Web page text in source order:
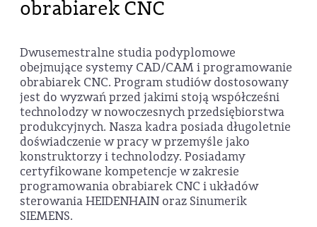
obrabiarek CNC
Dwusemestralne studia podyplomowe
obejmujące systemy CAD/CAM i programowanie
obrabiarek CNC. Program studiów dostosowany
jest do wyzwań przed jakimi stoją współcześni
technolodzy w nowoczesnych przedsiębiorstwa
produkcyjnych. Nasza kadra posiada długoletnie
doświadczenie w pracy w przemyśle jako
konstruktorzy i technolodzy. Posiadamy
certyfikowane kompetencje w zakresie
programowania obrabiarek CNC i układów
sterowania HEIDENHAIN oraz Sinumerik
SIEMENS.